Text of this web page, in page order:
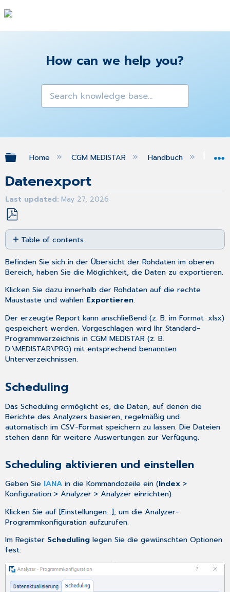
How can we help you?
Expand/collapse global hierarchy
Home CGM MEDISTAR Handbuch
Datenexport
Last updated May 27, 2026
Save
as
PDF
Table of contents
Scheduling
aktivieren
und
einstellen
außerhalb
des
regulären
Aktualisierungszeitraums
starten
Befinden Sie sich in der Übersicht der Rohdaten im oberen
Bereich, haben Sie die Möglichkeit, die Daten zu exportieren.
Klicken Sie dazu innerhalb der Rohdaten auf die rechte
Maustaste und wählen Exportieren.
Der erzeugte Report kann anschließend (z. B. im Format .xlsx)
gespeichert werden. Vorgeschlagen wird Ihr Standard-
Programmverzeichnis in CGM MEDISTAR (z. B.
D:\MEDISTAR\PRG) mit entsprechend benannten
Unterverzeichnissen.
Scheduling
Das Scheduling ermöglicht es, die Daten, auf denen die
Berichte des Analyzers basieren, regelmäßig und
automatisch im CSV-Format speichern zu lassen. Die Dateien
stehen dann für weitere Auswertungen zur Verfügung.
Scheduling aktivieren und einstellen
Geben Sie IANA in die Kommandozeile ein (Index >
Konfiguration > Analyzer > Analyzer einrichten).
Klicken Sie auf [Einstellungen...], um die Analyzer-
Programmkonfiguration aufzurufen.
Im Register Scheduling legen Sie die gewünschten Optionen
fest: